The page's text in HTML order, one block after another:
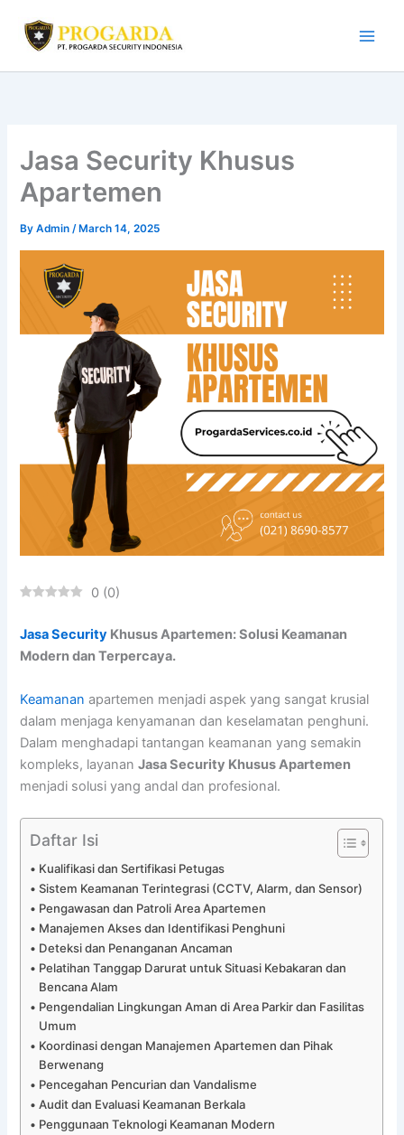
content
Jasa Security Khusus
Apartemen
ByAdmin/ March 14, 2025
0 (0)
Jasa Security Khusus Apartemen: Solusi Keamanan
Modern dan Terpercaya.
Keamanan apartemen menjadi aspek yang sangat krusial
dalam menjaga kenyamanan dan keselamatan penghuni.
Dalam menghadapi tantangan keamanan yang semakin
kompleks, layananJasa Security Khusus Apartemen
menjadi solusi yang andal dan profesional.
Daftar Isi
Kualifikasi dan Sertifikasi Petugas
Sistem Keamanan Terintegrasi (CCTV, Alarm, dan Sensor)
Pengawasan dan Patroli Area Apartemen
Manajemen Akses dan Identifikasi Penghuni
Deteksi dan Penanganan Ancaman
Pelatihan Tanggap Darurat untuk Situasi Kebakaran dan
Bencana Alam
Pengendalian Lingkungan Aman di Area Parkir dan Fasilitas
Umum
Koordinasi dengan Manajemen Apartemen dan Pihak
Berwenang
Pencegahan Pencurian dan Vandalisme
Audit dan Evaluasi Keamanan Berkala
Penggunaan Teknologi Keamanan Modern